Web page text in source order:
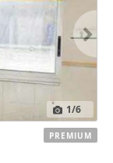
1/6
PREMIUM